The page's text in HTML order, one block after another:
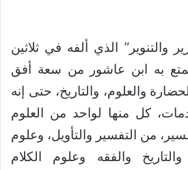
والتنوير” الذي ألفه في ثلاثين
به ابن عاشور من سعة أفق
والعلوم، والتاريخ، حتى إنه
كل منها لواحد من العلوم
من التفسير والتأويل، وعلوم
والتاريخ والفقه وعلوم الكلام